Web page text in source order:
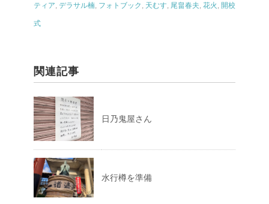
ティア デラサル楠 フォトブック 天むす 尾畠春夫 花火 開校
式
関連記事
日乃鬼屋さん
水行樽を準備